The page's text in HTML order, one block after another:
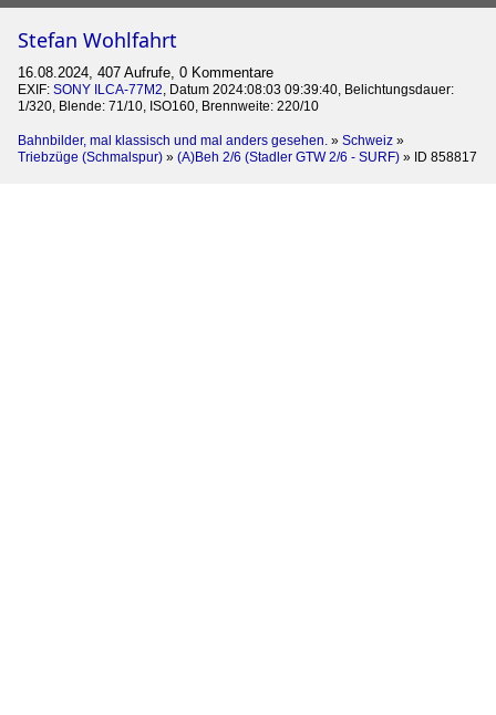
Stefan Wohlfahrt
16.08.2024, 407 Aufrufe, 0 Kommentare
EXIF: SONY ILCA-77M2, Datum 2024:08:03 09:39:40, Belichtungsdauer:
1/320, Blende: 71/10, ISO160, Brennweite: 220/10
Bahnbilder, mal klassisch und mal anders gesehen. » Schweiz »
Triebzüge (Schmalspur) » (A)Beh 2/6 (Stadler GTW 2/6 - SURF) » ID 858817